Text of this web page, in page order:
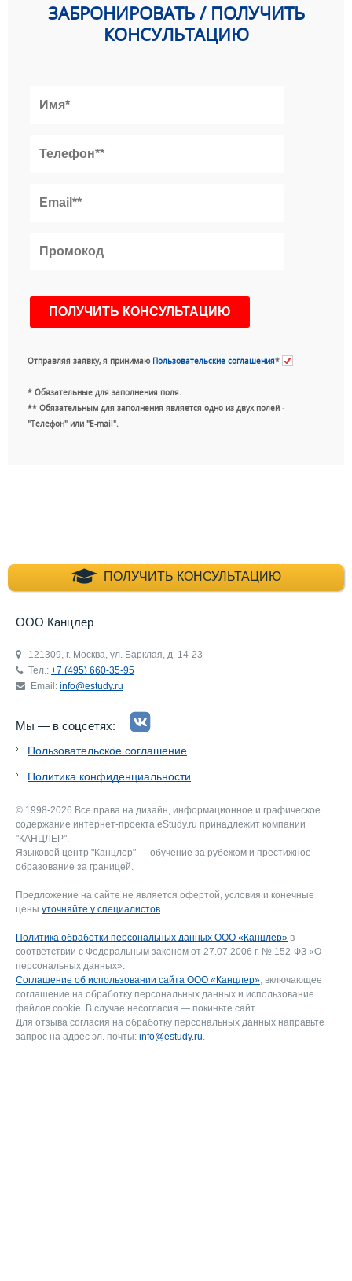
ЗАБРОНИРОВАТЬ / ПОЛУЧИТЬ
КОНСУЛЬТАЦИЮ
Отправляя заявку, я принимаю Пользовательские соглашения*
* Обязательные для заполнения поля.
** Обязательным для заполнения является одно из двух полей -
"Телефон" или "E-mail".
ПОЛУЧИТЬ КОНСУЛЬТАЦИЮ
+7 (495) 660-35-
ООО Канцлер
121309, г. Москва, ул. Барклая, д. 14-23
Тел.: +7 (495) 660-35-95
Email: info@estudy.ru
Мы — в соцсетях:
Пользовательское соглашение
Политика конфиденциальности
© 1998-2026 Все права на дизайн, информационное и графическое
содержание интернет-проекта eStudy.ru принадлежит компании
"КАНЦЛЕР".
Языковой центр "Канцлер" — обучение за рубежом и престижное
образование за границей.
Предложение на сайте не является офертой, условия и конечные
цены уточняйте у специалистов
Политика обработки персональных данных ООО «Канцлер» в
соответствии с Федеральным законом от 27.07.2006 г. № 152-ФЗ «О
персональных данных».
Соглашение об использовании сайта ООО «Канцлер» , включающее
соглашение на обработку персональных данных и использование
файлов cookie. В случае несогласия — покиньте сайт.
Для отзыва согласия на обработку персональных данных направьте
запрос на адрес эл. почты: info@estudy.ru